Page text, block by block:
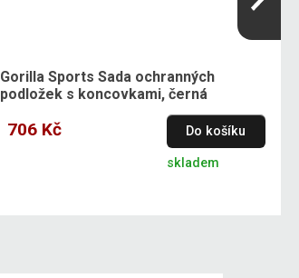
Gorilla Sports Sada ochranných
podložek s koncovkami, černá
706 Kč Do košíku
skladem